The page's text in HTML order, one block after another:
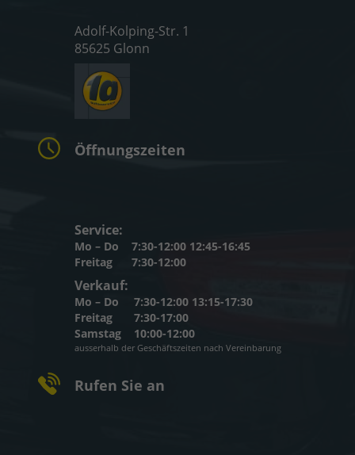
Adolf-Kolping-Str. 1
85625 Glonn
Öffnungszeiten
Service:
Mo – Do
7:30-12:00 12:45-16:45
Freitag
7:30-12:00
Verkauf:
Mo – Do
7:30-12:00 13:15-17:30
Freitag
7:30-17:00
Samstag
10:00-12:00
ausserhalb der Geschäftszeiten nach Vereinbarung
Rufen Sie an